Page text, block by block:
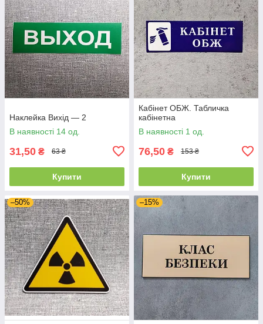
Наклейка Вихід — 2
В наявності 14 од.
31,50 ₴ 63 ₴
Купити
Кабінет ОБЖ. Табличка
кабінетна
В наявності 1 од.
76,50 ₴ 153 ₴
Купити
–50% –15%